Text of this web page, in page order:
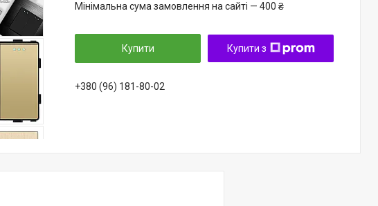
Мінімальна сума замовлення на сайті — 400 ₴
Купити Купити з
+380 (96) 181-80-02